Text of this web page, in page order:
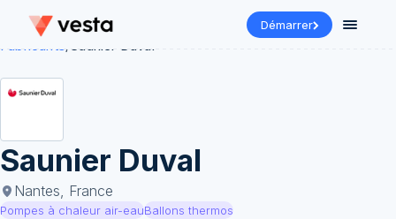
Démarrer
Fabricants/ Saunier Duval
Saunier Duval
Nantes, France
Pompes à chaleur air-eauBallons thermos